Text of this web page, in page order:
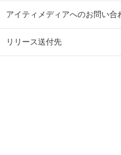
アイティメディアへのお問い合
リリース送付先